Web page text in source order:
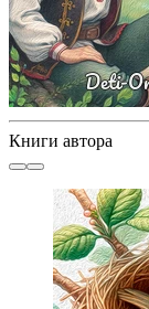
Книги автора